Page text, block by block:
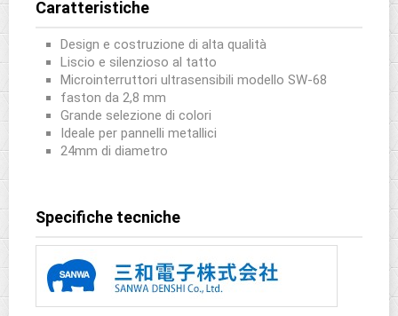
Caratteristiche
Design e costruzione di alta qualità
Liscio e silenzioso al tatto
Microinterruttori ultrasensibili modello SW-68
faston da 2,8 mm
Grande selezione di colori
Ideale per pannelli metallici
24mm di diametro
Specifiche tecniche